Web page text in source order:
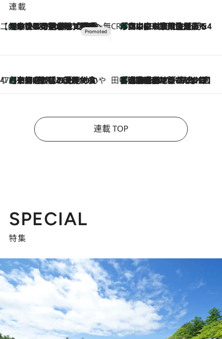
連載
【CREA×星野リゾート】唯一無二。癒しと発見が待つ場所へ
2026.8.7
【トンボの足水浴】ヒノキの香りに包まれて涼感マックス！約13℃の湧水かけ流しを避暑地「星野温泉 トンボの湯」で体験 CREA'S CHOICE
2026.8.7
「立川にも歌舞伎があるんだよ」 片岡仁左衛門・市川中車ら豪華座組みで4年目の立川立飛歌舞伎へ
47都道府県の手みやげ ひんやりスイーツで夏を満喫
2026.8.7
【京都府】この夏絶対食べたい 冷やしておいしいおやつ3選 ひと口目から心を掴む新緑のテリーヌ 田中稲の勝手に再ブーム
2026.8.7
「湘南乃風に憧れて」観客大盛上がりの“タオル回し”に、ラッパー顔負けの高速歌唱まで…さだまさし（74）のアグレッシブすぎる現在地
連載 TOP
SPECIAL
特集